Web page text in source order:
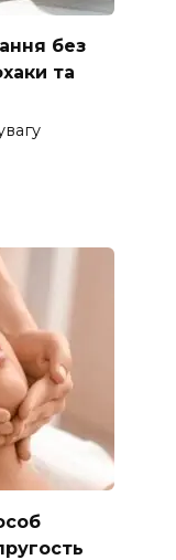
без
та